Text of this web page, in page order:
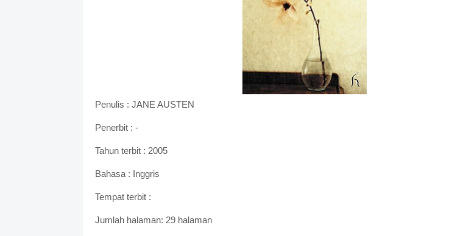
Penulis : JANE AUSTEN
Penerbit : -
Tahun terbit : 2005
Bahasa : Inggris
Tempat terbit :
Jumlah halaman: 29 halaman